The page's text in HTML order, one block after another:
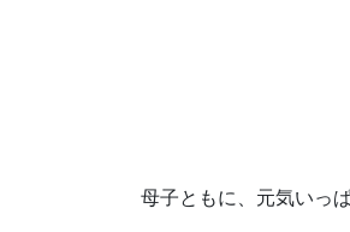
母子ともに、元気いっ